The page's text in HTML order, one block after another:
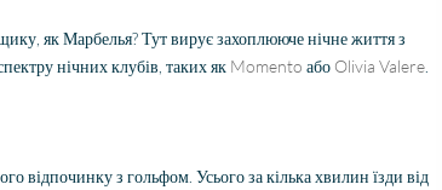
як Марбелья? Тут вирує захоплююче нічне життя з
нічних клубів, таких як Momento або Olivia Valere
відпочинку з гольфом. Усього за кілька хвилин їзди від